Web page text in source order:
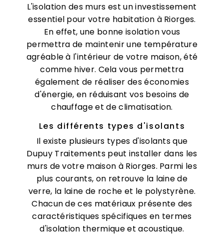
L'isolation des murs est un investissement
essentiel pour votre habitation à Riorges.
En effet, une bonne isolation vous
permettra de maintenir une température
agréable à l'intérieur de votre maison, été
comme hiver. Cela vous permettra
également de réaliser des économies
d'énergie, en réduisant vos besoins de
chauffage et de climatisation.
Les différents types d'isolants
Il existe plusieurs types d'isolants que
Dupuy Traitements peut installer dans les
murs de votre maison à Riorges. Parmi les
plus courants, on retrouve la laine de
verre, la laine de roche et le polystyrène.
Chacun de ces matériaux présente des
caractéristiques spécifiques en termes
d'isolation thermique et acoustique.